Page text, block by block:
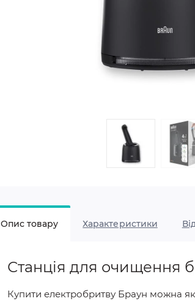
Опис товару Характеристики
Станція для очищення
Купити електробритву Браун можна